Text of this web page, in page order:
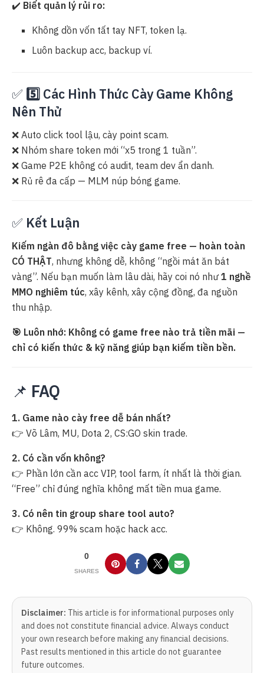
✔️ Biết quản lý rủi ro:
Không dồn vốn tất tay NFT, token lạ.
Luôn backup acc, backup ví.
✅ 5️⃣ Các Hình Thức Cày Game Không
Nên Thử
❌ Auto click tool lậu, cày point scam.
❌ Nhóm share token mới “x5 trong 1 tuần”.
❌ Game P2E không có audit, team dev ẩn danh.
❌ Rủ rê đa cấp — MLM núp bóng game.
✅ Kết Luận
Kiếm ngàn đô bằng việc cày game free — hoàn toàn
CÓ THẬT, nhưng không dễ, không “ngồi mát ăn bát
vàng”. Nếu bạn muốn làm lâu dài, hãy coi nó như 1 nghề
MMO nghiêm túc, xây kênh, xây cộng đồng, đa nguồn
thu nhập.
🎯 Luôn nhớ: Không có game free nào trả tiền mãi —
chỉ có kiến thức & kỹ năng giúp bạn kiếm tiền bền.
📌 FAQ
1. Game nào cày free dễ bán nhất?
👉 Võ Lâm, MU, Dota 2, CS:GO skin trade.
2. Có cần vốn không?
👉 Phần lớn cần acc VIP, tool farm, ít nhất là thời gian.
“Free” chỉ đúng nghĩa không mất tiền mua game.
3. Có nên tin group share tool auto?
👉 Không. 99% scam hoặc hack acc.
0
SHARES
Disclaimer: This article is for informational purposes only
and does not constitute financial advice. Always conduct
your own research before making any financial decisions.
Past results mentioned in this article do not guarantee
future outcomes.